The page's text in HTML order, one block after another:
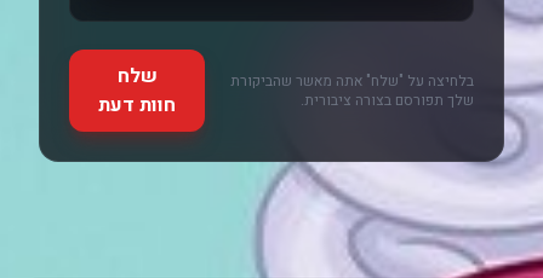
בלחיצה על "שלח" אתה מאשר שהביקורת
שלך תפורסם בצורה ציבורית.
שלח
חוות דעת